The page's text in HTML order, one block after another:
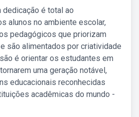
dedicação é total ao
alunos no ambiente escolar,
pedagógicos que priorizam
são alimentados por criatividade
é orientar os estudantes em
uma geração notável,
educacionais reconhecidas
acadêmicas do mundo -